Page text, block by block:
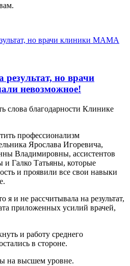
но врачи
невозможное!
слова благодарности Клинике
профессионализм
Ярослава Игоревича,
Владимировны, ассистентов
и Галко Татьяны, которые
и проявили все свои навыки
я и не рассчитывала на результат,
приложенных усилий врачей,
и работу среднего
в стороне.
на высшем уровне.